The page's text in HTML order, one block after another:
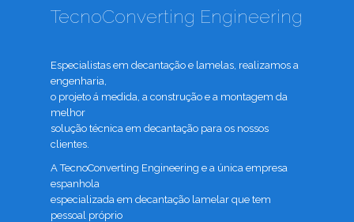
TecnoConverting Engineering
Especialistas em decantação e lamelas, realizamos a
engenharia,
o projeto á medida, a construção e a montagem da
melhor
solução técnica em decantação para os nossos
clientes.
A TecnoConverting Engineering e a única empresa
espanhola
especializada em decantação lamelar que tem
pessoal próprio